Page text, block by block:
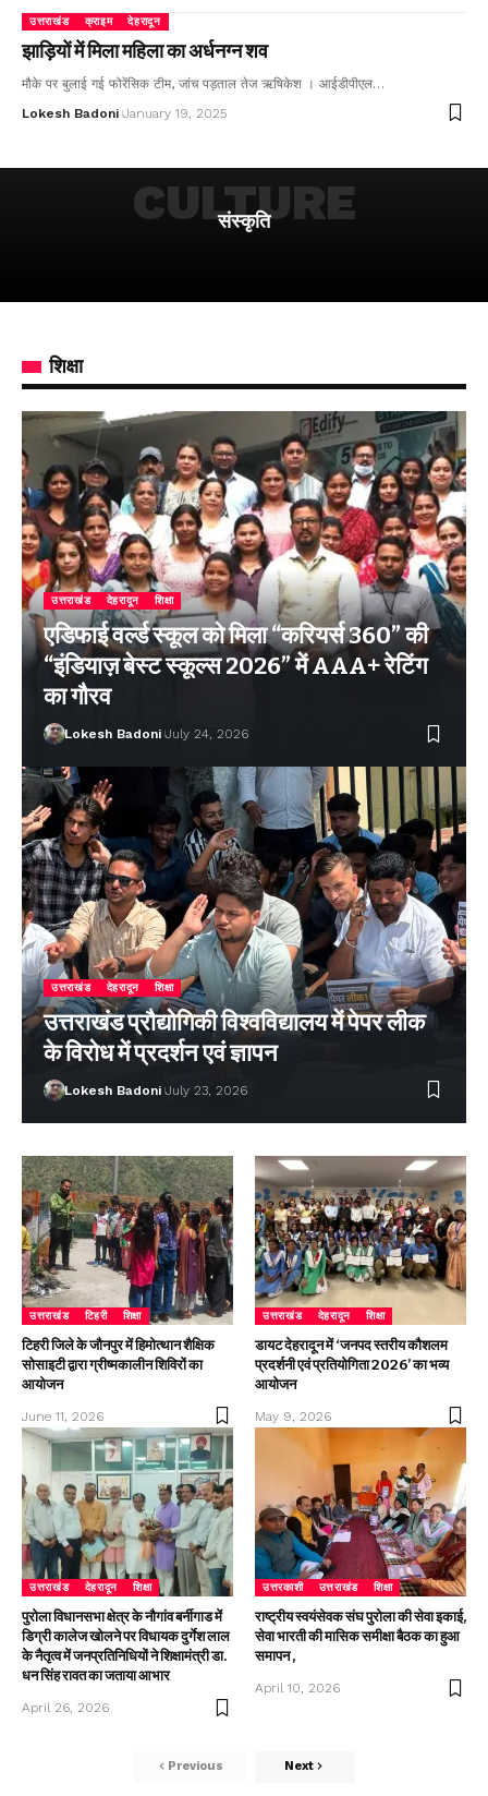
उत्तराखंड क्राइम देहरादून
झाड़ियों में मिला महिला का अर्धनग्न शव
मौके पर बुलाई गई फोरेंसिक टीम, जांच पड़ताल तेज ऋषिकेश । आईडीपीएल…
Lokesh Badoni January 19, 2025
संस्कृति
CULTURE
शिक्षा
उत्तराखंड देहरादून शिक्षा
एडिफाई वर्ल्ड स्कूल को मिला “करियर्स 360” की
“इंडियाज़ बेस्ट स्कूल्स 2026” में AAA+ रेटिंग
का गौरव
Lokesh Badoni July 24, 2026
उत्तराखंड देहरादून शिक्षा
उत्तराखंड प्रौद्योगिकी विश्वविद्यालय में पेपर लीक
के विरोध में प्रदर्शन एवं ज्ञापन
Lokesh Badoni July 23, 2026
उत्तराखंड टिहरी शिक्षा
टिहरी जिले के जौनपुर में हिमोत्थान शैक्षिक
सोसाइटी द्वारा ग्रीष्मकालीन शिविरों का
आयोजन
June 11, 2026
उत्तराखंड देहरादून शिक्षा
डायट देहरादून में ‘जनपद स्तरीय कौशलम
प्रदर्शनी एवं प्रतियोगिता 2026’ का भव्य
आयोजन
May 9, 2026
उत्तराखंड देहरादून शिक्षा
पुरोला विधानसभा क्षेत्र के नौगांव बर्नीगाड में
डिग्री कालेज खोलने पर विधायक दुर्गेश लाल
के नैतृत्व में जनप्रतिनिधियों ने शिक्षामंत्री डा.
धन सिंह रावत का जताया आभार
April 26, 2026
उत्तरकाशी उत्तराखंड शिक्षा
राष्ट्रीय स्वयंसेवक संघ पुरोला की सेवा इकाई,
सेवा भारती की मासिक समीक्षा बैठक का हुआ
समापन ,
April 10, 2026
Previous Next